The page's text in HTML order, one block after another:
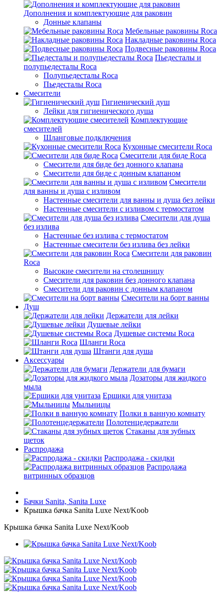
Дополнения и комплектующие для раковин
Донные клапаны
Мебельные раковины Roca
Накладные раковины Roca
Подвесные раковины Roca
Пьедесталы и
полупьедесталы Roca
Полупьедесталы Roca
Пьедесталы Roca
Смесители
Гигиенический душ
Лейки для гигиенического душа
Комплектующие
смесителей
Шланговые подключения
Кухонные смесители Roca
Смесители для биде Roca
Смесители для биде без донного клапана
Смесители для биде с донным клапаном
Смесители
для ванны и душа с изливом
Настенные смесители для ванны и душа без лейки
Настенные смесители с изливом c термостатом
Смесители для душа
без излива
Настенные без излива с термостатом
Настенные смесители без излива без лейки
Смесители для раковин
Roca
Высокие смесители на столешницу
Смесители для раковин без донного клапана
Смесители для раковин с донным клапаном
Смесители на борт ванны
Душ
Держатели для лейки
Душевые лейки
Душевые системы Roca
Шланги Roca
Штанги для душа
Аксессуары
Держатели для бумаги
Дозаторы для жидкого
мыла
Ершики для унитаза
Мыльницы
Полки в ванную комнату
Полотенцедержатели
Стаканы для зубных
щеток
Распродажа
Распродажа - скидки
Распродажа
витринных образцов
Бачки Sanita, Sanita Luxe
Крышка бачка Sanita Luxe Next/Koob
Крышка бачка Sanita Luxe Next/Koob